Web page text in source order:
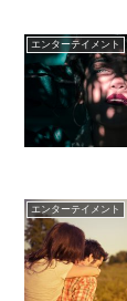
エンターテイメント
エンターテイメント